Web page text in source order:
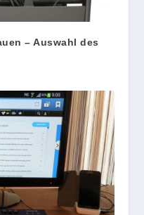
– Auswahl des